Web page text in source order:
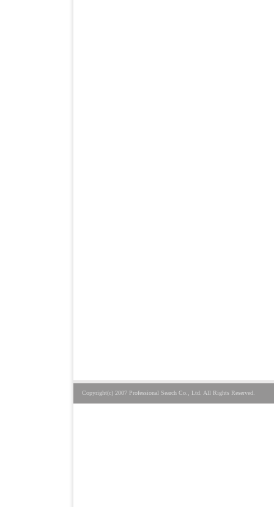
Copyright(c) 2007 Professional Search Co., Ltd. All Rights Reserved.